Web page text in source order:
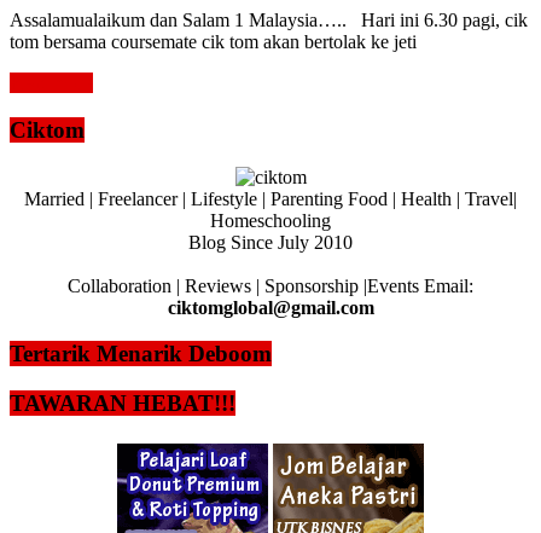
Assalamualaikum dan Salam 1 Malaysia….. Hari ini 6.30 pagi, cik
tom bersama coursemate cik tom akan bertolak ke jeti
Ciktom
Married | Freelancer | Lifestyle | Parenting Food | Health | Travel|
Homeschooling
Blog Since July 2010
Collaboration | Reviews | Sponsorship |Events Email:
ciktomglobal@gmail.com
Tertarik Menarik Deboom
TAWARAN HEBAT!!!